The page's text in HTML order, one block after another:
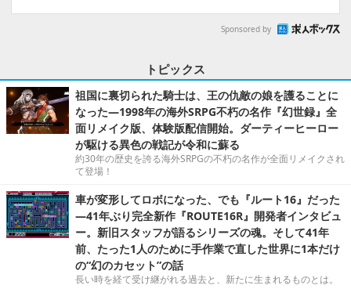
Sponsored by
トピックス
祖国に裏切られた騎士は、王の仇敵の娘を護ることに
なった―1998年の海外SRPG不朽の名作『幻世録』全
面リメイク版、体験版配信開始。ダーティーヒーロー
が駆ける異色の戦記が令和に蘇る
約30年の歴史を誇る海外SRPGの不朽の名作が全面リメイクされ
て登場！
車が変形してロボになった、でも『ルート16』だった
―41年ぶり完全新作『ROUTE16R』開発者インタビュ
ー。新旧スタッフが語るシリーズの魂。そして41年
前、たった1人のために手作業で直した世界に1本だけ
の“幻のカセット”の話
長い時を経て受け継がれる過去と、新たに生まれるものとは。